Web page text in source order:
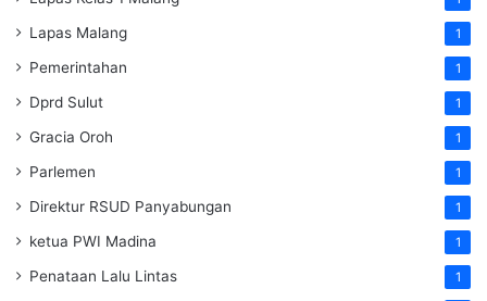
Lapas Malang 1
Pemerintahan 1
Dprd Sulut 1
Gracia Oroh 1
Parlemen 1
Direktur RSUD Panyabungan 1
ketua PWI Madina 1
Penataan Lalu Lintas 1